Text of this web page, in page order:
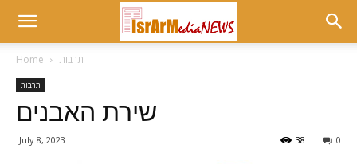
Home תרבות
תרבות
שירת האבנים
July 8, 2023 0
38